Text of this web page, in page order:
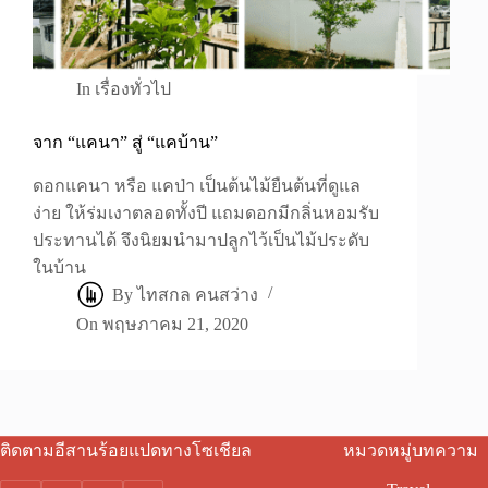
In เรื่องทั่วไป
จาก “แคนา” สู่ “แคบ้าน”
ดอกแคนา หรือ แคป่า เป็นต้นไม้ยืนต้นที่ดูแล
ง่าย ให้ร่มเงาตลอดทั้งปี แถมดอกมีกลิ่นหอมรับ
ประทานได้ จึงนิยมนำมาปลูกไว้เป็นไม้ประดับ
ในบ้าน
By ไทสกล คนสว่าง
On พฤษภาคม 21, 2020
ติดตามอีสานร้อยแปดทางโซเชียล หมวดหมู่บทความ